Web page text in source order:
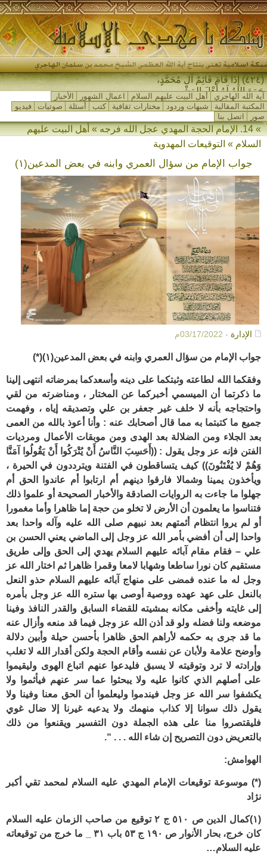
(٤٢٤) إِذَا قَامَ قَائِمُ آلِ مُحَمَّدٍ،
جَمَعَ اللهُ لَهُ أَهْلَ المَشْرِقِ و-
آية الله الهاجري أهل البيت عليهم السلام اعمال الشهور
الأخبار
المكتبة المقالية
شبهات وردود مختارات ثقافية كتب أسئلة صوتيات
فيديو
صور
اتصل بنا
» 14. الإمام الحجة المهدي عجل الله فرجه » أهل البيت عليهم
السلام » التوقيعات المهدوية
جواب الإمام من سؤال العمري وابنه في بعض المدعين(١)
الإدارة - 03/17/2022م
جواب الإمام من سؤال العمري وابنه في بعض المدعين(١)(*)
وفقكما الله لطاعته وثبتكما على دينه وأسعدكما بمرضاته انتهى إلينا
ما ذكرتما أن الميسمي أخبركما عن المختار ، ومناضرته من لقي
واحتجاجه بأنه لا خلف غير جعفر بن علي وتصديقه إياه ، وفهمت
جميع ما كتبتما به مما قال أصحابك عنه : وأنا أعوذ بالله من العمى
بعد الجلاء ومن الضلالة بعد الهدى ومن موبقات الأعمال ومرديات
الفتن فإنه عز وجل يقول : ((أَحَسِبَ النَّاسُ أَنْ يُتْرَكُوا أَنْ يَقُولُوا آمَنَّا
وَهُمْ لا يُفْتَنُونَ)) كيف يتساقطون في الفتنة ويترددون في الحيرة ،
ويأخذون يمينا وشمالا فارقوا دينهم أم ارتابوا أم عاندوا الحق أم
جهلوا ما جاءت به الروايات الصادقة والأخبار الصحيحة أو علموا ذلك
فتناسوا ما يعلمون أن الأرض لا تخلو من حجة إما ظاهرا وأما مغمورا
أو لم يروا انتظام أئمتهم بعد نبيهم صلى الله عليه وآله واحدا بعد
واحدا إلى أن أفضي بأمر الله عز وجل إلى الماضي يعني الحسن بن
علي – فقام مقام آبائه عليهم السلام يهدي إلى الحق وإلى طريق
مستقيم كان نورا ساطعا وشهابا لامعا وقمرا ظاهرا ثم اختار الله عز
وجل له ما عنده فمضى على منهاج آبائه عليهم السلام حذو النعل
بالنعل على عهد عهده ووصية أوصى بها ستره الله عز وجل بأمره
إلى غايته وأخفى مكانه بمشيته للقضاء السابق والقدر النافذ وفينا
موضعه ولنا فضله ولو قد أذن الله عز وجل فيما قد منعه وأزال عنه
ما قد جرى به حكمه لأراهم الحق ظاهرا بأحسن حيلة وأبين دلالة
وأوضح علامة ولأبان عن نفسه وأقام الحجة ولكن أقدار الله لا تغلب
وإرادته لا ترد وتوقيته لا يسبق فليدعوا عنهم اتباع الهوى وليقيموا
على أصلهم الذي كانوا عليه ولا يبحثوا عما سر عنهم فيأثموا ولا
يكشفوا سر الله عز وجل فيندموا وليعلموا أن الحق معنا وفينا ولا
يقول ذلك سوانا إلا كذاب منهمك ولا يدعيه غيرنا إلا ضال غوي
فليقتصروا منا على هذه الجملة دون التفسير ويقنعوا من ذلك
بالتعريض دون التصريح إن شاء الله . . . “.
الهوامش:
(*) موسوعة توقيعات الإمام المهدي عليه السلام لمحمد تقي أكبر
نژاد
(١)كمال الدين ص ٥١٠ ج ٢ توقيع من صاحب الزمان عليه السلام
كان خرج، بحار الأنوار ص ١٩٠ ج ٥٣ باب ٣١ _ ما خرج من توقيعاته
عليه السلام…